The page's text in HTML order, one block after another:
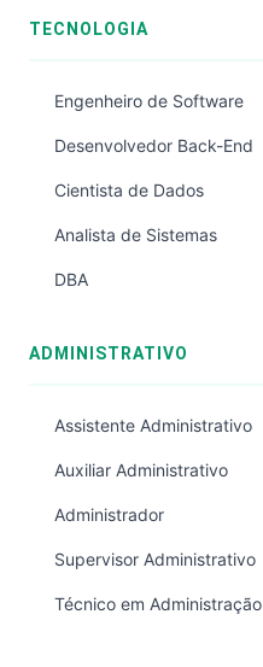
TECNOLOGIA
Engenheiro de Software
Desenvolvedor Back-End
Cientista de Dados
Analista de Sistemas
DBA
ADMINISTRATIVO
Assistente Administrativo
Auxiliar Administrativo
Administrador
Supervisor Administrativo
Técnico em Administração